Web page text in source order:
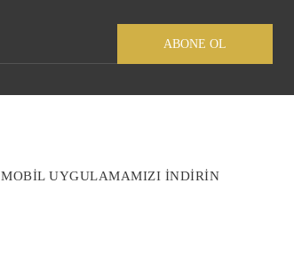
ABONE OL
MOBİL UYGULAMAMIZI İNDİRİN